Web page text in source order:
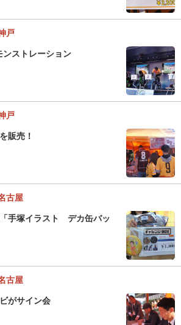
戸
ンストレーション
戸
販売！
古屋
手塚イラスト デカ缶バッ
古屋
がサイン会